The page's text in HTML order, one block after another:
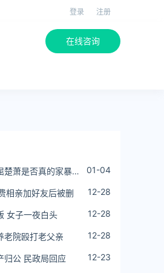
登录 注册
在线咨询
楚萧是否真的家暴,
01-04
相亲加好友后被删 12-28
女子一夜白头 12-28
老院殴打老父亲 12-28
归公 民政局回应 12-23